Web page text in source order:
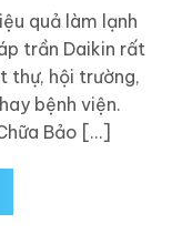
quả làm lạnh
trần Daikin rất
thự, hội trường,
bệnh viện.
Bảo […]